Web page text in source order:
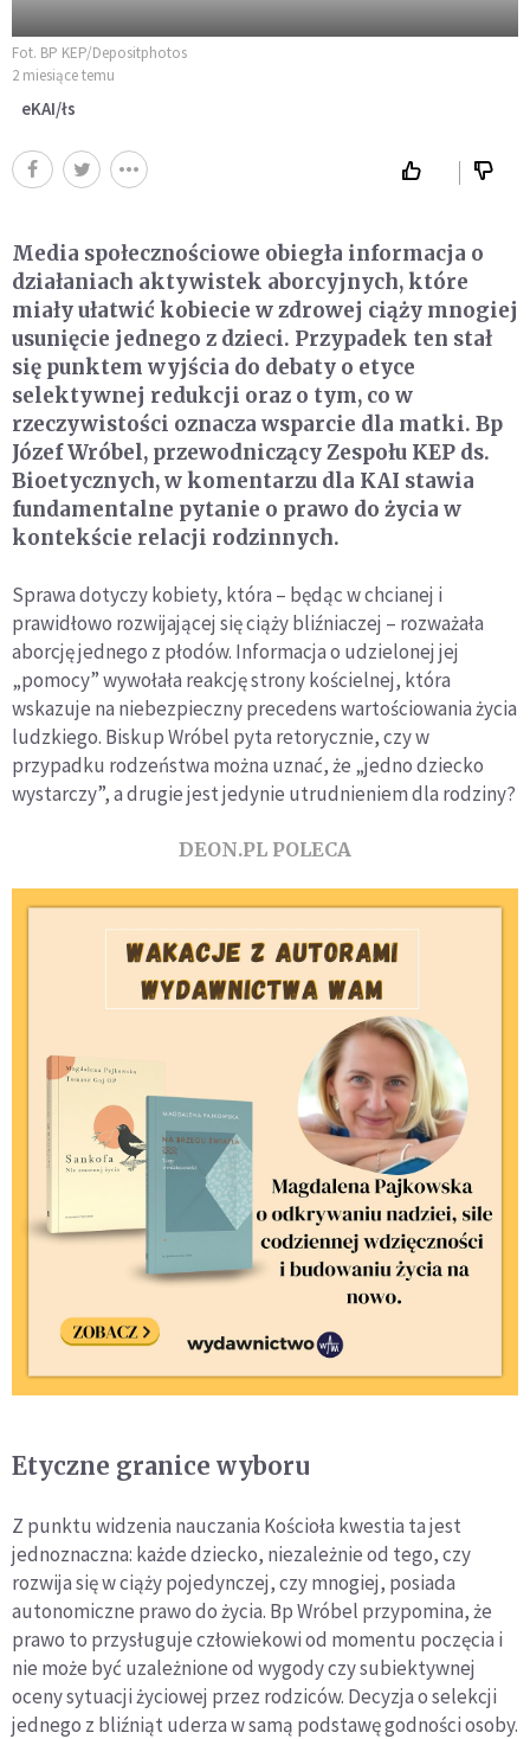
Fot. BP KEP/Depositphotos
2 miesiące temu
eKAI/łs
Media społecznościowe obiegła informacja o
działaniach aktywistek aborcyjnych, które
miały ułatwić kobiecie w zdrowej ciąży mnogiej
usunięcie jednego z dzieci. Przypadek ten stał
się punktem wyjścia do debaty o etyce
selektywnej redukcji oraz o tym, co w
rzeczywistości oznacza wsparcie dla matki. Bp
Józef Wróbel, przewodniczący Zespołu KEP ds.
Bioetycznych, w komentarzu dla KAI stawia
fundamentalne pytanie o prawo do życia w
kontekście relacji rodzinnych.
Sprawa dotyczy kobiety, która – będąc w chcianej i
prawidłowo rozwijającej się ciąży bliźniaczej – rozważała
aborcję jednego z płodów. Informacja o udzielonej jej
„pomocy” wywołała reakcję strony kościelnej, która
wskazuje na niebezpieczny precedens wartościowania życia
ludzkiego. Biskup Wróbel pyta retorycznie, czy w
przypadku rodzeństwa można uznać, że „jedno dziecko
wystarczy”, a drugie jest jedynie utrudnieniem dla rodziny?
DEON.PL POLECA
Etyczne granice wyboru
Z punktu widzenia nauczania Kościoła kwestia ta jest
jednoznaczna: każde dziecko, niezależnie od tego, czy
rozwija się w ciąży pojedynczej, czy mnogiej, posiada
autonomiczne prawo do życia. Bp Wróbel przypomina, że
prawo to przysługuje człowiekowi od momentu poczęcia i
nie może być uzależnione od wygody czy subiektywnej
oceny sytuacji życiowej przez rodziców. Decyzja o selekcji
jednego z bliźniąt uderza w samą podstawę godności osoby.